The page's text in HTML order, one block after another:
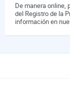
De manera online,
del Registro de la
información en